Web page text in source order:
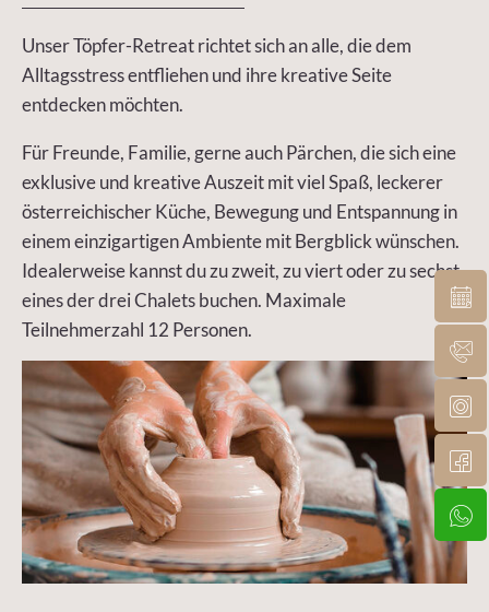
Unser Töpfer-Retreat richtet sich an alle, die dem
Alltagsstress entfliehen und ihre kreative Seite
entdecken möchten.
Für Freunde, Familie, gerne auch Pärchen, die sich eine
exklusive und kreative Auszeit mit viel Spaß, leckerer
österreichischer Küche, Bewegung und Entspannung in
einem einzigartigen Ambiente mit Bergblick wünschen.
Idealerweise kannst du zu zweit, zu viert oder zu sechst
eines der drei Chalets buchen. Maximale
Teilnehmerzahl 12 Personen.